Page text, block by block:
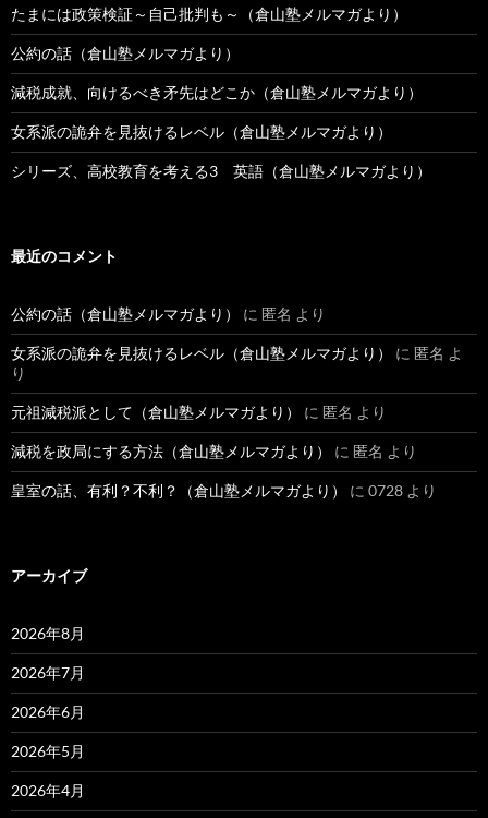
たまには政策検証～自己批判も～（倉山塾メルマガより）
公約の話（倉山塾メルマガより）
減税成就、向けるべき矛先はどこか（倉山塾メルマガより）
女系派の詭弁を見抜けるレベル（倉山塾メルマガより）
シリーズ、高校教育を考える3 英語（倉山塾メルマガより）
最近のコメント
公約の話（倉山塾メルマガより） に 匿名 より
女系派の詭弁を見抜けるレベル（倉山塾メルマガより） に 匿名 よ
り
元祖減税派として（倉山塾メルマガより） に 匿名 より
減税を政局にする方法（倉山塾メルマガより） に 匿名 より
皇室の話、有利？不利？（倉山塾メルマガより） に 0728 より
アーカイブ
2026年8月
2026年7月
2026年6月
2026年5月
2026年4月